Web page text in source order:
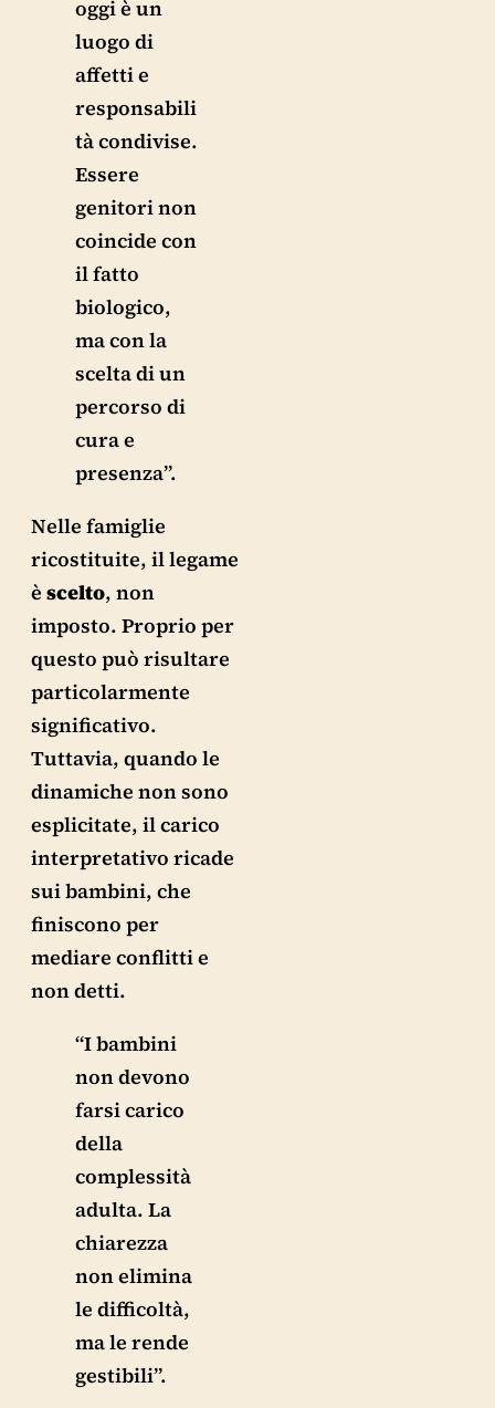
oggi è un
luogo di
affetti e
responsabili
tà condivise.
Essere
genitori non
coincide con
il fatto
biologico,
ma con la
scelta di un
percorso di
cura e
presenza”.
Nelle famiglie
ricostituite, il legame
è scelto, non
imposto. Proprio per
questo può risultare
particolarmente
significativo.
Tuttavia, quando le
dinamiche non sono
esplicitate, il carico
interpretativo ricade
sui bambini, che
finiscono per
mediare conflitti e
non detti.
“I bambini
non devono
farsi carico
della
complessità
adulta. La
chiarezza
non elimina
le difficoltà,
ma le rende
gestibili”.